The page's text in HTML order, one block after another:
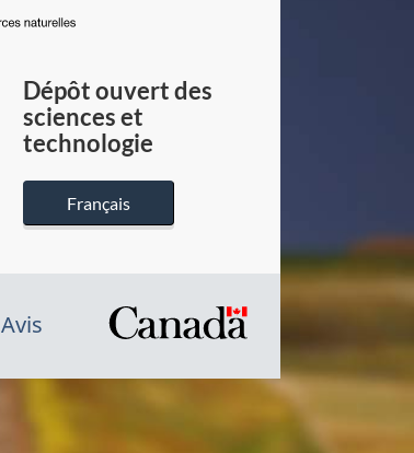
du
Canada
Dépôt ouvert des
sciences et
technologie
Français
Avis
/
Symbole
du
gouvernement